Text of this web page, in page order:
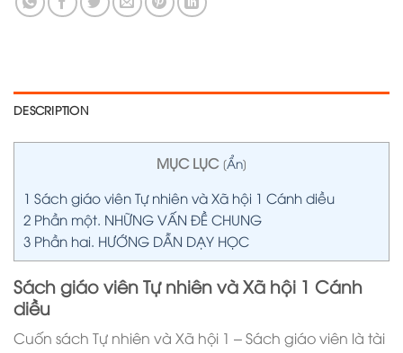
DESCRIPTION
MỤC LỤC [Ẩn]
1 Sách giáo viên Tự nhiên và Xã hội 1 Cánh diều
2 Phần một. NHỮNG VẤN ĐỀ CHUNG
3 Phần hai. HƯỚNG DẪN DẠY HỌC
Sách giáo viên Tự nhiên và Xã hội 1 Cánh
diều
Cuốn sách Tự nhiên và Xã hội 1 – Sách giáo viên là tài